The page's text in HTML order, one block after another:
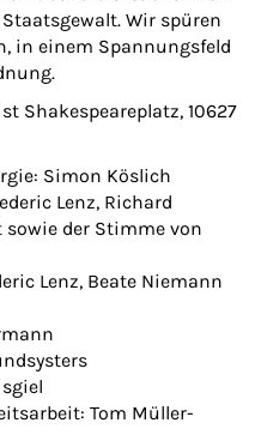
Wir spüren
in einem Spannungsfeld
Shakespeareplatz, 10627
Simon Köslich
Lenz, Richard
der Stimme von
Lenz, Beate Niemann
Tom Müller-